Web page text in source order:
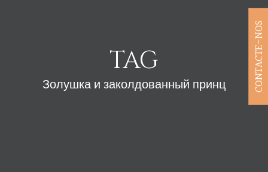
TAG
Золушка и заколдованный принц CONTACTE-NOS